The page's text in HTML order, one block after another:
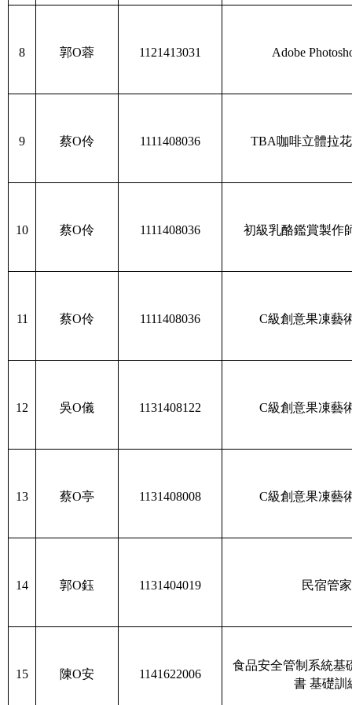
8 郭O蓉 1121413031 Adobe
9 蔡O伶 1111408036 TBA咖啡立體拉
10 蔡O伶 1111408036 初級乳酪鑑賞製作
11 蔡O伶 1111408036 C級創意果凍藝
12 吳O儀 1131408122 C級創意果凍藝
13 蔡O亭 1131408008 C級創意果凍藝
14 郭O鈺 1131404019 民宿管家
15 陳O安 1141622006
食品安全管制系統基
書 基礎訓